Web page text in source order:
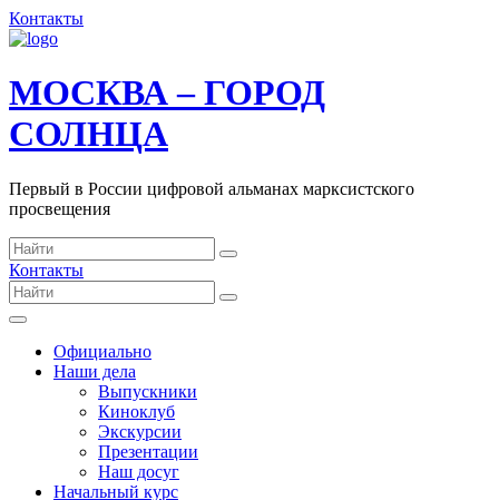
Контакты
МОСКВА – ГОРОД
СОЛНЦА
Первый в России цифровой альманах марксистского
просвещения
Контакты
Официально
Наши дела
Выпускники
Киноклуб
Экскурсии
Презентации
Наш досуг
Начальный курс